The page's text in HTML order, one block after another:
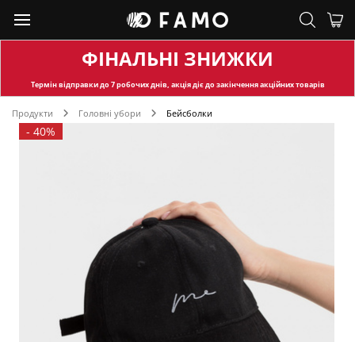
ФІНАЛЬНІ ЗНИЖКИ
Термін відправкидо 7 робочих днів, акція діє до закінчення акційних товарів
Продукти Головні убори Бейсболки
- 40%